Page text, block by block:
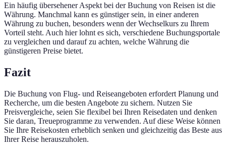
Ein häufig übersehener Aspekt bei der Buchung von Reisen ist die
Währung. Manchmal kann es günstiger sein, in einer anderen
Währung zu buchen, besonders wenn der Wechselkurs zu Ihrem
Vorteil steht. Auch hier lohnt es sich, verschiedene Buchungsportale
zu vergleichen und darauf zu achten, welche Währung die
günstigeren Preise bietet.
Fazit
Die Buchung von Flug- und Reiseangeboten erfordert Planung und
Recherche, um die besten Angebote zu sichern. Nutzen Sie
Preisvergleiche, seien Sie flexibel bei Ihren Reisedaten und denken
Sie daran, Treueprogramme zu verwenden. Auf diese Weise können
Sie Ihre Reisekosten erheblich senken und gleichzeitig das Beste aus
Ihrer Reise herauszuholen.